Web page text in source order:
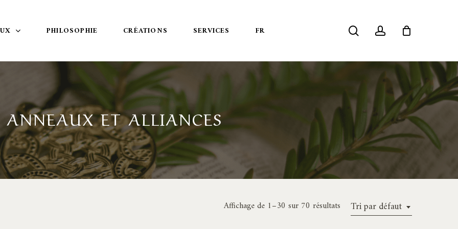
PHILOSOPHIE CRÉATIONS SERVICES FR searchaccount
ANNEAUX ET ALLIANCES
Tri par défaut
Affichage de 1–30 sur 70 résultats